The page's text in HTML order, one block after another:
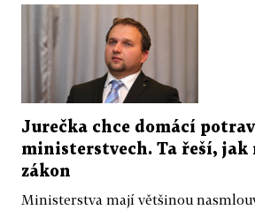
Jurečka chce domácí
ministerstvech. Ta řeší, jak
zákon
Ministerstva mají většinou